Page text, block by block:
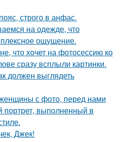
строго в анфас.
на одежде, что
ощущение.
что хочет на фотосессию ко
сразу всплыли картинки.
должен выглядеть
с фото, перед нами
портрет, выполненный в
Джек!